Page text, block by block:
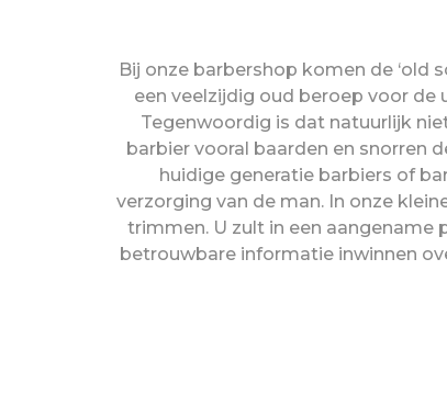
Bij onze barbershop komen de ‘old
een veelzijdig oud beroep voor de
Tegenwoordig is dat natuurlijk
barbier vooral baarden en snorren
huidige generatie barbiers of
verzorging van de man. In onze
trimmen. U zult in een aangename
betrouwbare informatie inwinnen